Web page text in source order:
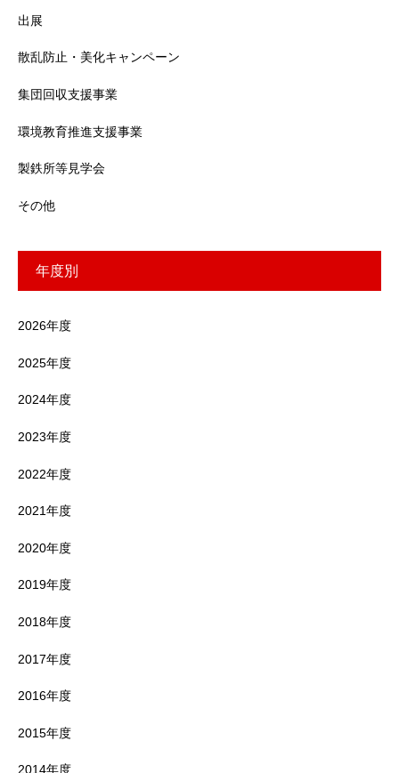
出展
散乱防止・美化キャンペーン
集団回収支援事業
環境教育推進支援事業
製鉄所等見学会
その他
年度別
2026年度
2025年度
2024年度
2023年度
2022年度
2021年度
2020年度
2019年度
2018年度
2017年度
2016年度
2015年度
2014年度